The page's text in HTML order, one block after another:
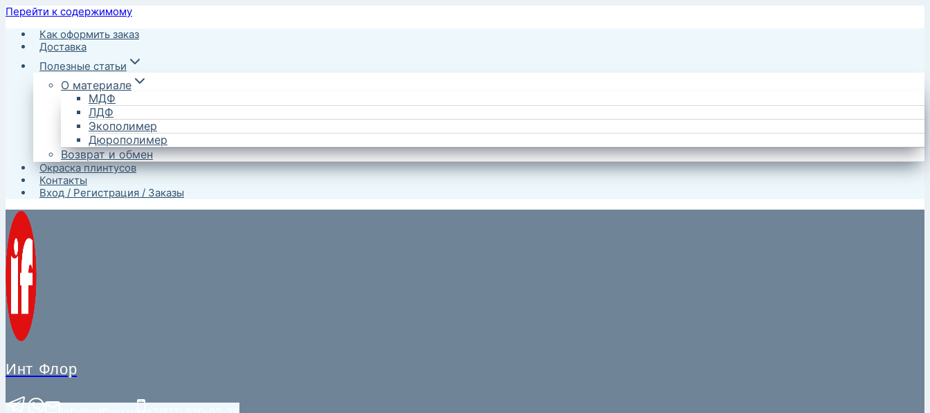
Перейти к содержимому
Как оформить заказ
Доставка
Полезные статьи
О материале
МДФ
ЛДФ
Экополимер
Дюрополимер
Возврат и обмен
Окраска плинтусов
Контакты
Вход / Регистрация / Заказы
Инт Флор